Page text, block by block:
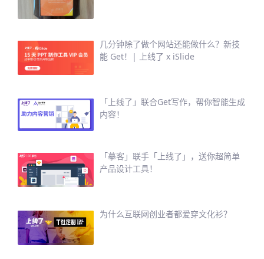
几分钟除了做个网站还能做什么？新技
能 Get！| 上线了 x iSlide
「上线了」联合Get写作，帮你智能生成
内容！
「摹客」联手「上线了」，送你超简单
产品设计工具！
为什么互联网创业者都爱穿文化衫？